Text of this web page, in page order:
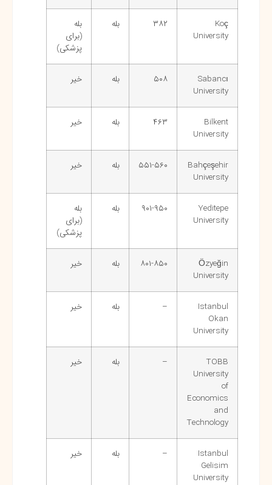
Koç
University
۳۸۲ بله
بله
(برای
پزشکی)
Sabancı
University
۵۰۸ بله خیر
Bilkent
University
۴۶۳ بله خیر
Bahçeşehir
University
۵۵۱-۵۶۰ بله خیر
Yeditepe
University
۹۰۱-۹۵۰ بله
بله
(برای
پزشکی)
Özyeğin
University
۸۰۱-۸۵۰ بله خیر
Istanbul
Okan
University
– بله خیر
TOBB
University
of
Economics
and
Technology
– بله خیر
Istanbul
Gelisim
University
– بله خیر